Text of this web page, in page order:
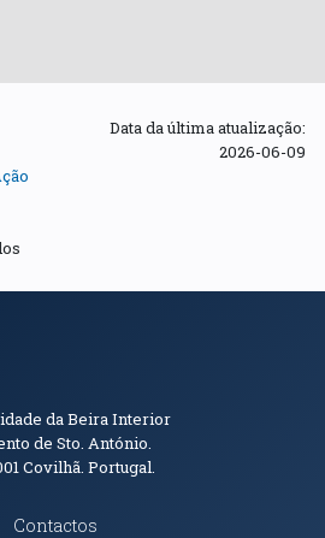
Data da última atualização:
2026-06-09
de Contacto
da Beira Interior
de Sto. António.
Covilhã. Portugal.
Contactos